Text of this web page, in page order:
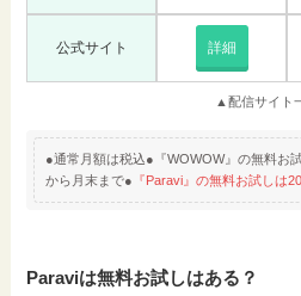
公式サイト 詳細
▲配信サイト
●通常月額は税込●『WOWOW』の無料お
から月末まで● 『Paravi』の無料お試しは
Paraviは無料お試しはある？